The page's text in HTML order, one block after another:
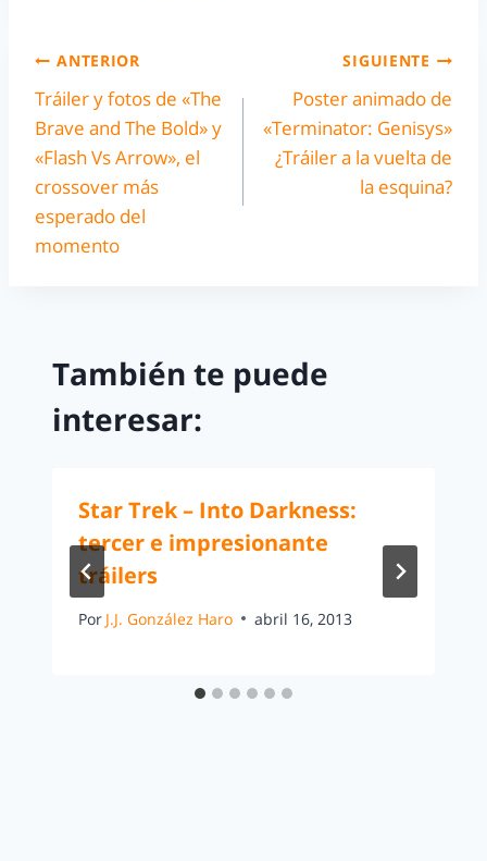
ANTERIOR
Tráiler y fotos de «The
Brave and The Bold» y
«Flash Vs Arrow», el
crossover más
esperado del
momento
SIGUIENTE
Poster animado de
«Terminator: Genisys»
¿Tráiler a la vuelta de
la esquina?
También te puede
interesar:
Star Trek – Into Darkness:
tercer e impresionante
tráilers
Por J.J. González Haro abril 16, 2013